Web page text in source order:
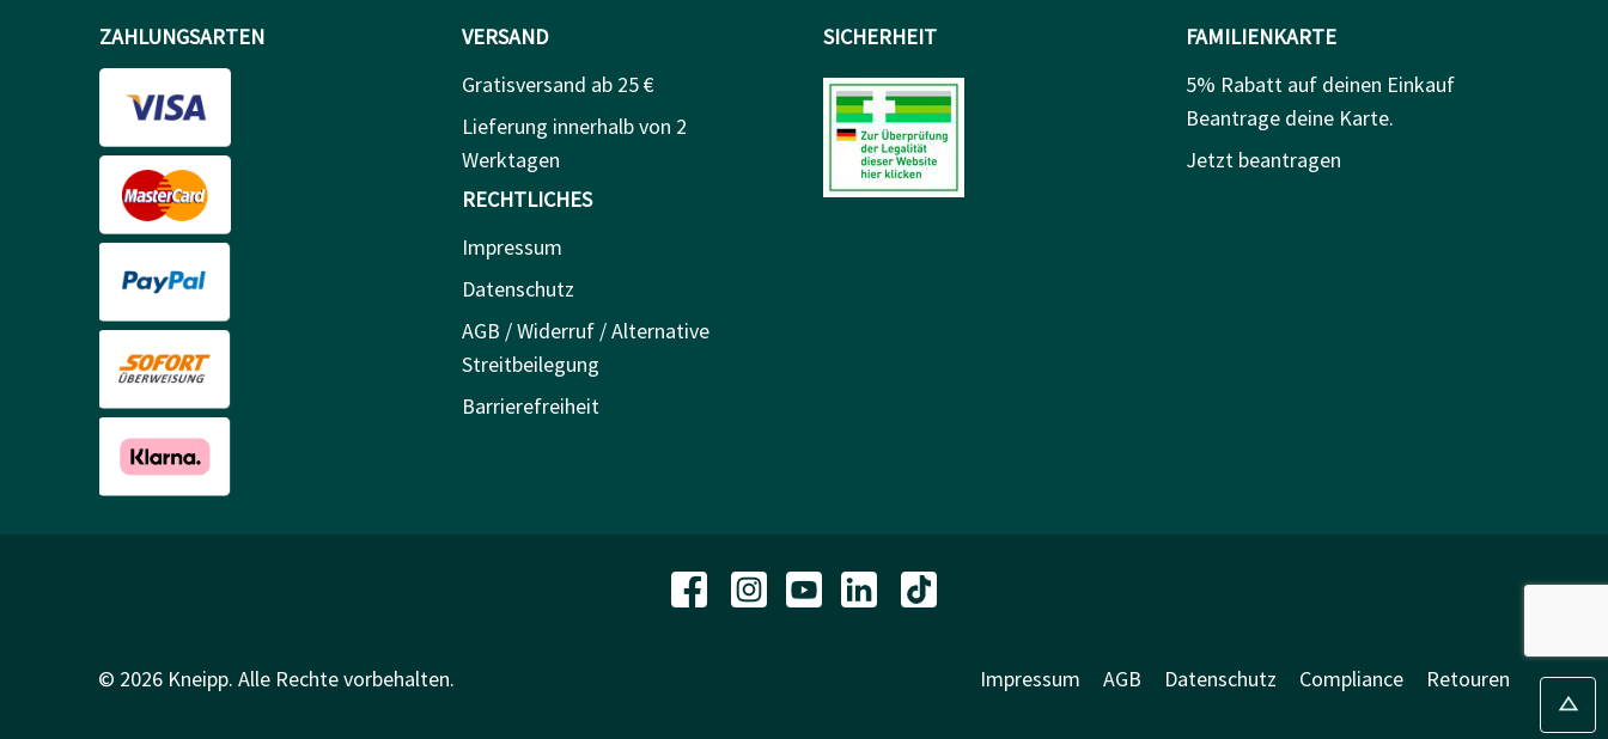
ZAHLUNGSARTEN
VERSAND
Gratisversand ab 25 €
Lieferung innerhalb von 2
Werktagen
RECHTLICHES
Impressum
Datenschutz
AGB / Widerruf / Alternative
Streitbeilegung
Barrierefreiheit
SICHERHEIT
FAMILIENKARTE
5% Rabatt auf deinen Einkauf
Beantrage deine Karte.
Jetzt beantragen
© 2026 Kneipp. Alle Rechte vorbehalten. Impressum AGB Datenschutz Compliance Retouren